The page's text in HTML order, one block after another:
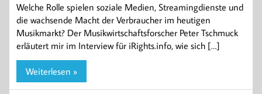
Welche Rolle spielen soziale Medien, Streamingdienste und
die wachsende Macht der Verbraucher im heutigen
Musikmarkt? Der Musikwirtschaftsforscher Peter Tschmuck
erläutert mir im Interview für iRights.info, wie sich […]
Weiterlesen »